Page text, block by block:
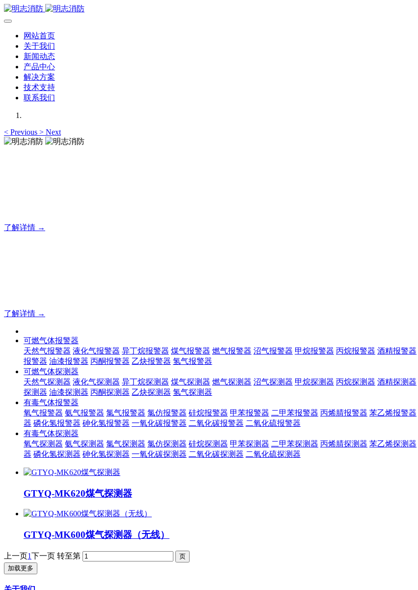
网站首页
关于我们
新闻动态
产品中心
解决方案
技术支持
联系我们
< Previous > Next
了解详情 →
了解详情 →
可燃气体报警器
天然气报警器 液化气报警器 异丁烷报警器 煤气报警器 燃气报警器 沼气报警器 甲烷报警器 丙烷报警器 酒精报警器
报警器 油漆报警器 丙酮报警器 乙炔报警器 氢气报警器
可燃气体探测器
天然气探测器 液化气探测器 异丁烷探测器 煤气探测器 燃气探测器 沼气探测器 甲烷探测器 丙烷探测器 酒精探测器
探测器 油漆探测器 丙酮探测器 乙炔探测器 氢气探测器
有毒气体报警器
氧气报警器 氨气报警器 氯气报警器 氯仿报警器 硅烷报警器 甲苯报警器 二甲苯报警器 丙烯腈报警器 苯乙烯报警器
器 磷化氢报警器 砷化氢报警器 一氧化碳报警器 二氧化碳报警器 二氧化硫报警器
有毒气体探测器
氧气探测器 氨气探测器 氯气探测器 氯仿探测器 硅烷探测器 甲苯探测器 二甲苯探测器 丙烯腈探测器 苯乙烯探测器
器 磷化氢探测器 砷化氢探测器 一氧化碳探测器 二氧化碳探测器 二氧化硫探测器
GTYQ-MK620煤气探测器
GTYQ-MK600煤气探测器（无线）
上一页1下一页 转至第
加载更多